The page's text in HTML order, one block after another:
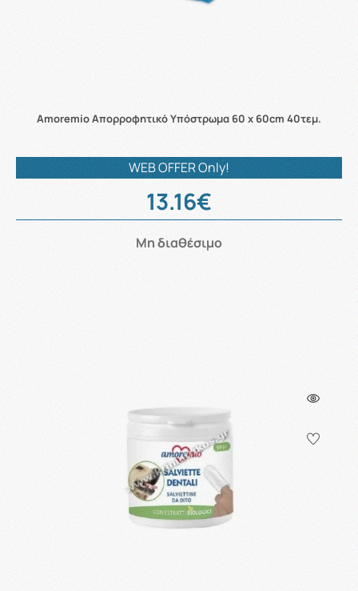
Amoremio Απορροφητικό Υπόστρωμα 60 x 60cm 40τεμ.
WEB OFFER Only!
13.16€
Μη διαθέσιμο